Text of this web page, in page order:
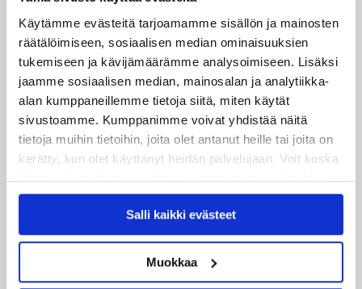
Käytämme evästeitä tarjoamamme sisällön ja mainosten
räätälöimiseen, sosiaalisen median ominaisuuksien
tukemiseen ja kävijämäärämme analysoimiseen. Lisäksi
jaamme sosiaalisen median, mainosalan ja analytiikka-
alan kumppaneillemme tietoja siitä, miten käytät
sivustoamme. Kumppanimme voivat yhdistää näitä
tietoja muihin tietoihin, joita olet antanut heille tai joita on
kerätty, kun olet käyttänyt heidän palvelujaan. Voit koska
tahansa kumota tai muuttaa suostumustasi evästeiden
käytöstäEvästeet-sivultamme.
Salli kaikki evästeet
Muokkaa
helposti, oman alueen syöttövirheen jälkeen. Tällä
osumalla vieraat veivät voiton nimiinsä ja tasoittivat
kauden kohtaamisten voitot 3–3:een.
JYPin seuraava ottelu on jo lauantaina. Silloin
vastassa on SaiPa Lappeenrannassa.
Toimittaja: Jere Korkalainen
Kuvat: Jiri Halttunen